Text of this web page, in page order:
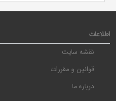
اطلاعات
نقشه سایت
قوانین و مقررات
درباره ما